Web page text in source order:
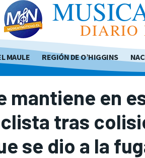
DIARIO
MAULE REGIÓN DE O’HIGGINS
mantiene en
tras
se dio a la